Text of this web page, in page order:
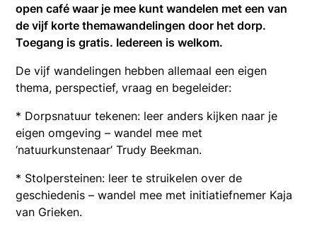
open café waar je mee kunt wandelen met een van
de vijf korte themawandelingen door het dorp.
Toegang is gratis. Iedereen is welkom.
De vijf wandelingen hebben allemaal een eigen
thema, perspectief, vraag en begeleider:
* Dorpsnatuur tekenen: leer anders kijken naar je
eigen omgeving – wandel mee met
‘natuurkunstenaar’ Trudy Beekman.
* Stolpersteinen: leer te struikelen over de
geschiedenis – wandel mee met initiatiefnemer Kaja
van Grieken.